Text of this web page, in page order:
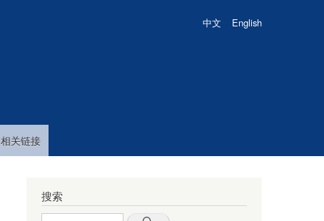
中文 English
相关链接
搜索
Search